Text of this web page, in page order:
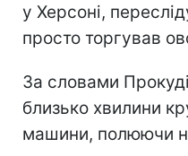
у Херсоні,
просто торгував
За словами
близько хвилини
машини, полюючи